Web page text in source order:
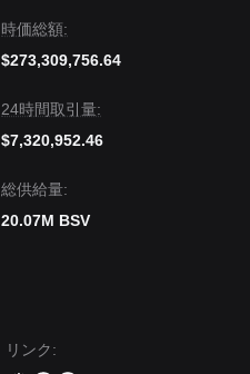
時価総額:
$273,309,756.64
24時間取引量:
$7,320,952.46
‌総供給量:
20.07M BSV
リンク: